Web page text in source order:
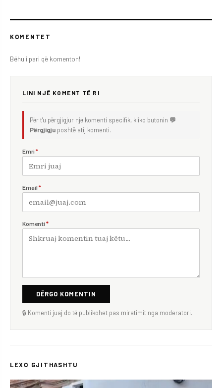
KOMENTET
Bëhu i pari që komenton!
LINI NJË KOMENT TË RI
Për t'u përgjigjur një komenti specifik, kliko butonin 💬
Përgjigju poshtë atij komenti.
Emri *
Email *
Komenti *
DËRGO KOMENTIN
🔒 Komenti juaj do të publikohet pas miratimit nga moderatori.
LEXO GJITHASHTU